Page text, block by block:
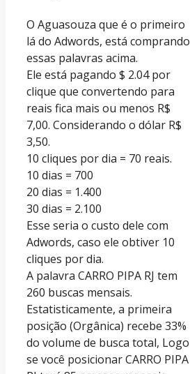
O Aguasouza que é o primeiro
lá do Adwords, está comprando
essas palavras acima.
Ele está pagando $ 2.04 por
clique que convertendo para
reais fica mais ou menos R$
7,00. Considerando o dólar R$
3,50.
10 cliques por dia = 70 reais.
10 dias = 700
20 dias = 1.400
30 dias = 2.100
Esse seria o custo dele com
Adwords, caso ele obtiver 10
cliques por dia.
A palavra CARRO PIPA RJ tem
260 buscas mensais.
Estatisticamente, a primeira
posição (Orgânica) recebe 33%
do volume de busca total, Logo
se você posicionar CARRO PIPA